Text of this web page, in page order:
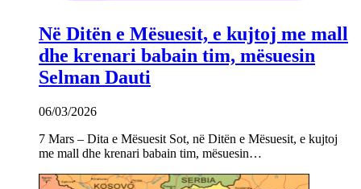
Në Ditën e Mësuesit, e kujtoj me mall
dhe krenari babain tim, mësuesin
Selman Dauti
06/03/2026
7 Mars – Dita e Mësuesit Sot, në Ditën e Mësuesit, e kujtoj
me mall dhe krenari babain tim, mësuesin…